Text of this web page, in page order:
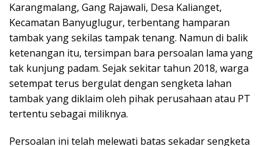
Karangmalang, Gang Rajawali, Desa Kalianget,
Kecamatan Banyuglugur, terbentang hamparan
tambak yang sekilas tampak tenang. Namun di balik
ketenangan itu, tersimpan bara persoalan lama yang
tak kunjung padam. Sejak sekitar tahun 2018, warga
setempat terus bergulat dengan sengketa lahan
tambak yang diklaim oleh pihak perusahaan atau PT
tertentu sebagai miliknya.
Persoalan ini telah melewati batas sekadar sengketa